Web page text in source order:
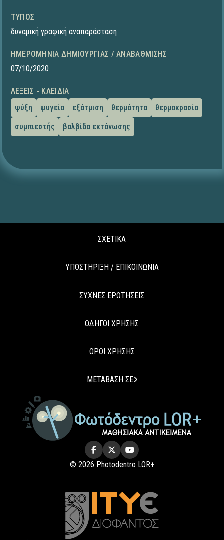
ΤΎΠΟΣ
δυναμική γραφική αναπαράσταση
ΗΜΕΡΟΜΗΝΊΑ ΔΗΜΙΟΥΡΓΊΑΣ / ΑΝΑΒΆΘΜΙΣΗΣ
07/10/2020
ΛΈΞΕΙΣ - ΚΛΕΙΔΙΆ
ψύξη
ψυγείο εξάτμιση θερμότητα
θερμοκρασία
συμπιεστής
βαλβίδα εκτόνωσης
ΣΧΕΤΙΚΑ
ΥΠΟΣΤΗΡΙΞΗ / ΕΠΙΚΟΙΝΩΝΙΑ
ΣΥΧΝΕΣ ΕΡΩΤΗΣΕΙΣ
ΟΔΗΓΟΙ ΧΡΗΣΗΣ
ΟΡΟΙ ΧΡΗΣΗΣ
ΜΕΤΑΒΑΣΗ ΣΕ
© 2026 Photodentro LOR+